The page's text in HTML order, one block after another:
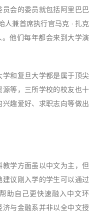
会的委员就包括阿里巴巴
人兼首席执行官马克 · 扎克
他们每年都会来到大学演
和复旦大学都是属于顶尖
等，三所学校的校友也十
趣爱好、求职志向等做出
学方面虽以中文为主，但
议刚入学的学生可以通过
助自己更快速融入中文环
与金融系并非以全中文授